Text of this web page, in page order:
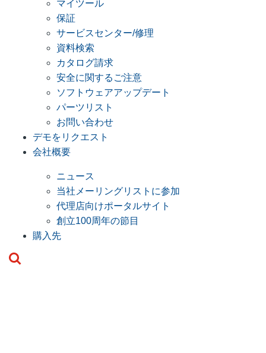
マイツール
保証
サービスセンター/修理
資料検索
カタログ請求
安全に関するご注意
ソフトウェアアップデート
パーツリスト
お問い合わせ
デモをリクエスト
会社概要
ニュース
当社メーリングリストに参加
代理店向けポータルサイト
創立100周年の節目
購入先